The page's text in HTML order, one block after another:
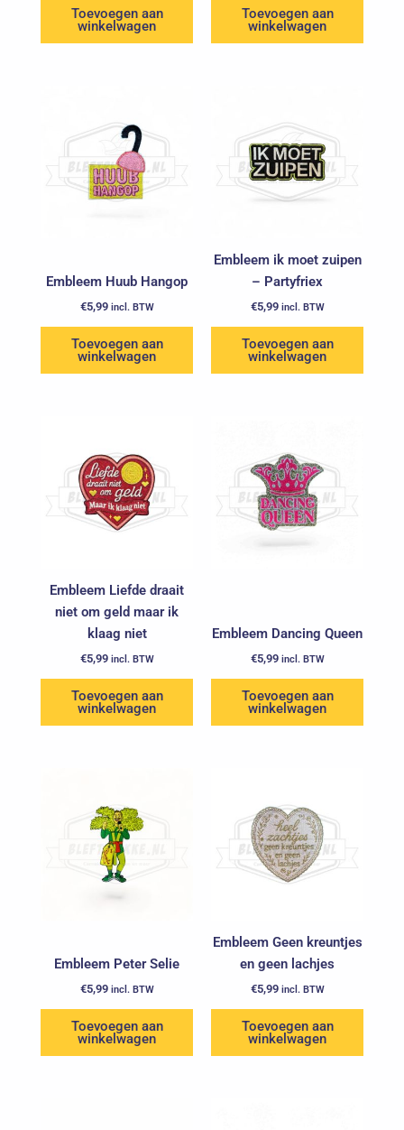
Toevoegen aan
winkelwagen
Toevoegen aan
winkelwagen
Embleem Huub Hangop
€5,99 incl. BTW
Toevoegen aan
winkelwagen
Embleem ik moet zuipen
– Partyfriex
€5,99 incl. BTW
Toevoegen aan
winkelwagen
Embleem Liefde draait
niet om geld maar ik
klaag niet
€5,99 incl. BTW
Toevoegen aan
winkelwagen
Embleem Dancing Queen
€5,99 incl. BTW
Toevoegen aan
winkelwagen
Embleem Peter Selie
€5,99 incl. BTW
Toevoegen aan
winkelwagen
Embleem Geen kreuntjes
en geen lachjes
€5,99 incl. BTW
Toevoegen aan
winkelwagen